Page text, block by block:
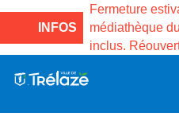
INFOS
la Maison des
de Gama du
Fermeture
médiathèque
inclus.
Projets